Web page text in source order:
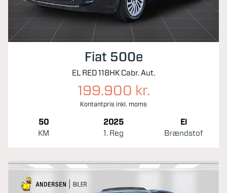
Fiat 500e
EL RED 118HK Cabr. Aut.
199.900 kr.
Kontantpris inkl. moms
50
KM
2025
1. Reg
El
Brændstof